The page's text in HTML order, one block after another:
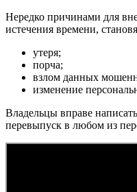
Нередко причинами для
истечения времени,
утеря;
порча;
взлом данных
изменение
Владельцы вправе
перевыпуск в любом из